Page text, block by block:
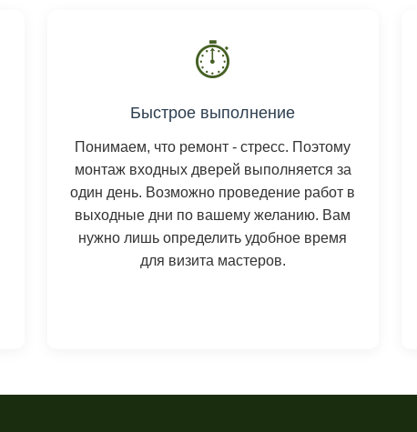
⏱️
Быстрое выполнение
Понимаем, что ремонт - стресс. Поэтому
монтаж входных дверей выполняется за
один день. Возможно проведение работ в
выходные дни по вашему желанию. Вам
нужно лишь определить удобное время
для визита мастеров.